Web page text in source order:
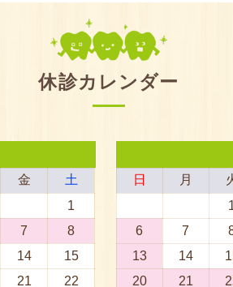
休診カレンダー